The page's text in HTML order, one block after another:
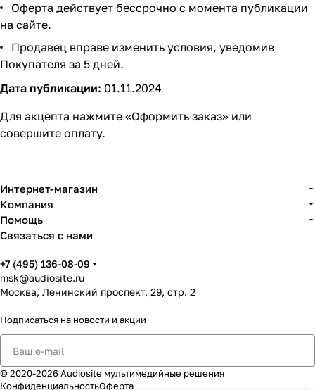
Оферта действует бессрочно с момента публикации
на сайте.
Продавец вправе изменить условия, уведомив
Покупателя за 5 дней.
Дата публикации: 01.11.2024
Для акцепта нажмите «Оформить заказ» или
совершите оплату.
Интернет-магазин
Компания
Помощь
Связаться с нами
+7 (495) 136-08-09
msk@audiosite.ru
Москва, Ленинский проспект, 29, стр. 2
Подписаться на новости и акции
© 2020-2026 Audiosite мультимедийные решения
КонфиденциальностьОферта